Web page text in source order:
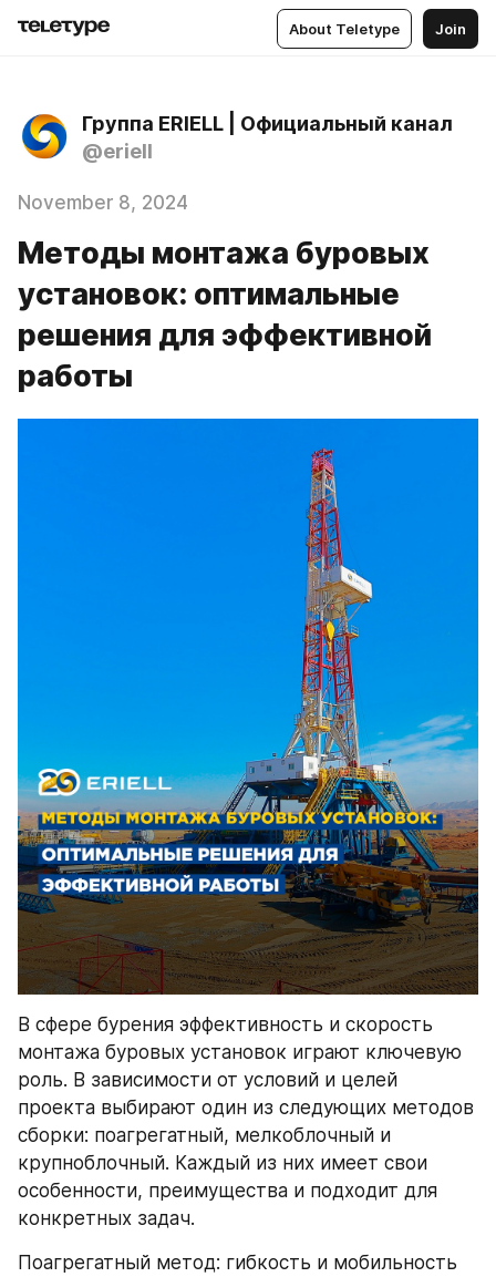
About Teletype Join
Группа ERIELL | Официальный канал
@eriell
November 8, 2024
Методы монтажа буровых
установок: оптимальные
решения для эффективной
работы
В сфере бурения эффективность и скорость
монтажа буровых установок играют ключевую
роль. В зависимости от условий и целей
проекта выбирают один из следующих методов
сборки: поагрегатный, мелкоблочный и
крупноблочный. Каждый из них имеет свои
особенности, преимущества и подходит для
конкретных задач.
Поагрегатный метод: гибкость и мобильность